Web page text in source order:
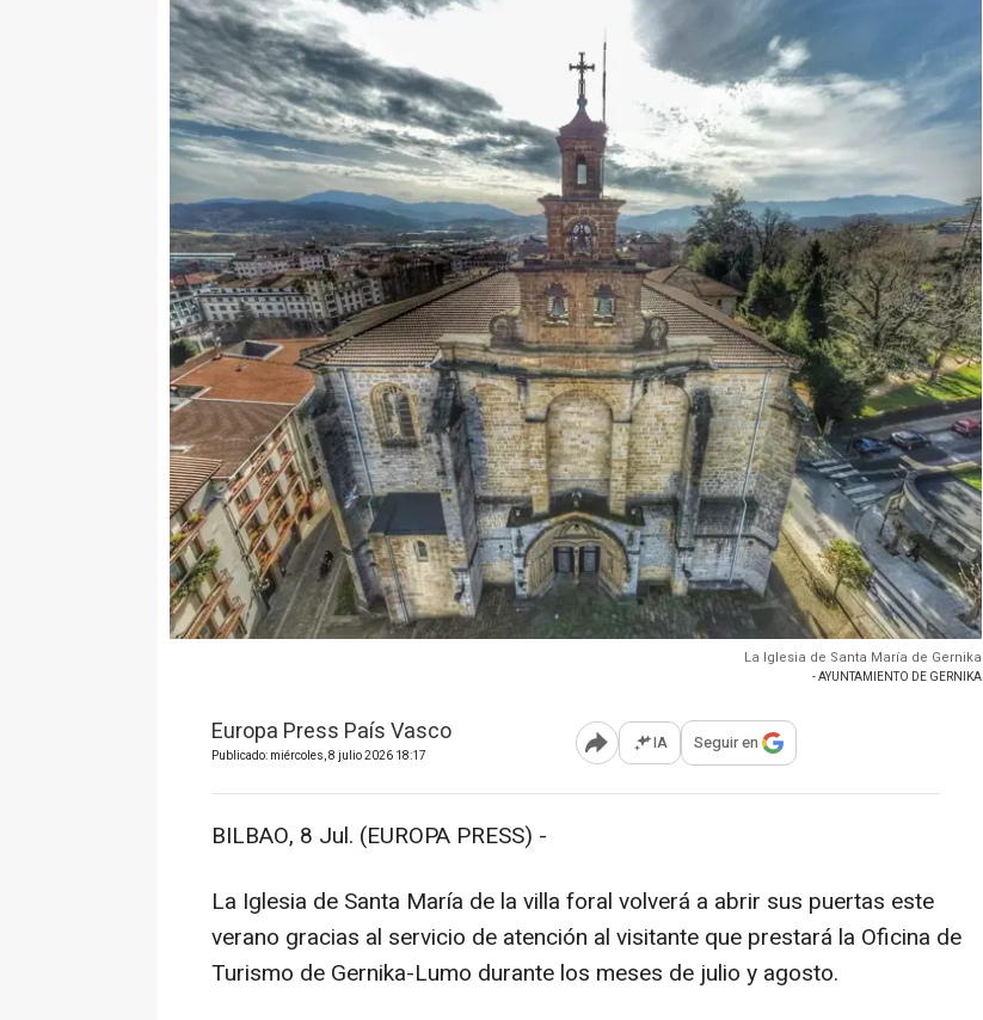
La Iglesia de Santa María de Gernika
- AYUNTAMIENTO DE GERNIKA
Europa Press País Vasco
Publicado: miércoles, 8 julio 2026 18:17 Abrir opciones para compartir
IA Seguir en
BILBAO, 8 Jul. (EUROPA PRESS) -
La Iglesia de Santa María de la villa foral volverá a abrir sus puertas este
verano gracias al servicio de atención al visitante que prestará la Oficina de
Turismo de Gernika-Lumo durante los meses de julio y agosto.